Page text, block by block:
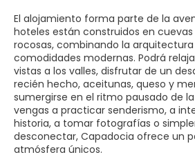
El alojamiento forma parte de la
hoteles están construidos en
rocosas, combinando la
comodidades modernas. Podrá
vistas a los valles, disfrutar de un
recién hecho, aceitunas, queso y
sumergirse en el ritmo pausado de
vengas a practicar senderismo, a
historia, a tomar fotografías o
desconectar, Capadocia ofrece un
atmósfera únicos.